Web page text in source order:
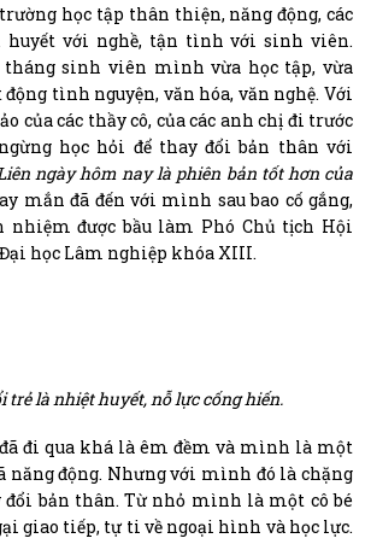
học tập thân thiện, năng động, các
huyết với nghề, tận tình với sinh viên.
sinh viên mình vừa học tập, vừa
tình nguyện, văn hóa, văn nghệ. Với
của các thầy cô, của các anh chị đi trước
học hỏi để thay đổi bản thân với
ngày hôm nay là phiên bản tốt hơn của
mắn đã đến với mình sau bao cố gắng,
được bầu làm Phó Chủ tịch Hội
học Lâm nghiệp khóa XIII.
trẻ là nhiệt huyết, nỗ lực cống hiến.
đi qua khá là êm đềm và mình là một
năng động. Nhưng với mình đó là chặng
đổi bản thân. Từ nhỏ mình là một cô bé
giao tiếp, tự ti về ngoại hình và học lực.